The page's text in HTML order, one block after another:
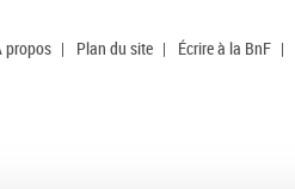
propos | Plan du site | Écrire à la BnF |